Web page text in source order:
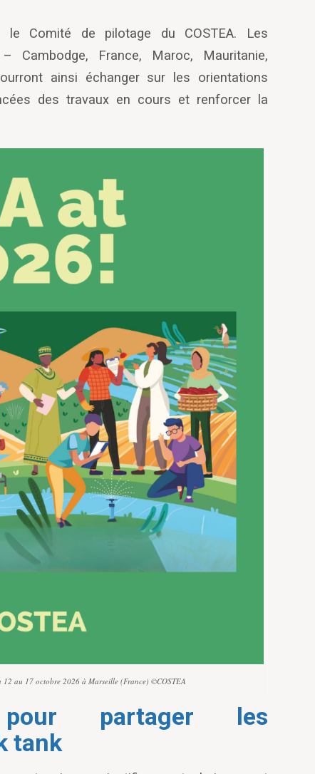
le Comité de pilotage du COSTEA. Les
Cambodge, France, Maroc, Mauritanie,
ainsi échanger sur les orientations
des travaux en cours et renforcer la
12 au 17 octobre 2026 à Marseille (France) ©COSTEA
partager les
tank